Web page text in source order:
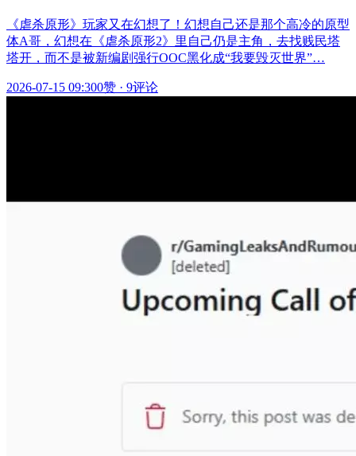
《虐杀原形》玩家又在幻想了！幻想自己还是那个高冷的原型
体A哥，幻想在《虐杀原形2》里自己仍是主角，去找贱民塔
塔开，而不是被新编剧强行OOC黑化成“我要毁灭世界”…
2026-07-15 09:300赞 · 9评论